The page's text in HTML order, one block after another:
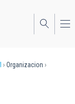
Organizacion